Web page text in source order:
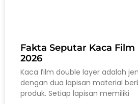
Fakta Seputar Kaca
2026
Kaca film double layer adalah
dengan dua lapisan material
produk. Setiap lapisan memiliki